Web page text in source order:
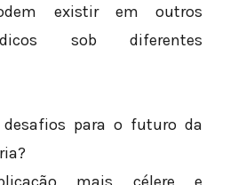
existir em outros
sob diferentes
para o futuro da